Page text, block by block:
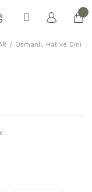
Osmanlı, Hat ve Dini